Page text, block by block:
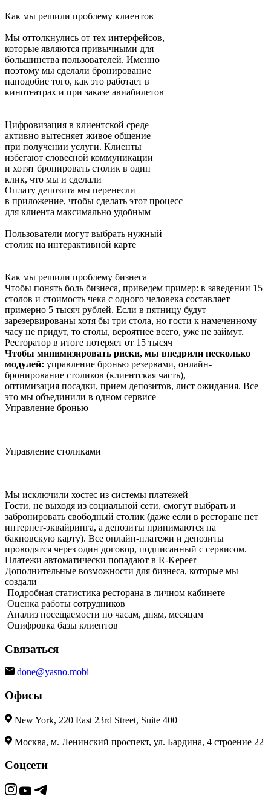
Как мы решили проблему клиентов
Мы оттолкнулись от тех интерфейсов,
которые являются привычными для
большинства пользователей. Именно
поэтому мы сделали бронирование
наподобие того, как это работает в
кинотеатрах и при заказе авиабилетов
Цифровизация в клиентской среде
активно вытесняет живое общение
при получении услуги. Клиенты
избегают словесной коммуникации
и хотят бронировать столик в один
клик, что мы и сделали
Оплату депозита мы перенесли
в приложение, чтобы сделать этот процесс
для клиента максимально удобным
Пользователи могут выбрать нужный
столик на интерактивной карте
Как мы решили проблему бизнеса
Чтобы понять боль бизнеса, приведем пример: в заведении 15
столов и стоимость чека с одного человека составляет
примерно 5 тысяч рублей. Если в пятницу будут
зарезервированы хотя бы три стола, но гости к намеченному
часу не придут, то столы, вероятнее всего, уже не займут.
Ресторатор в итоге потеряет от 15 тысяч
Чтобы минимизировать риски, мы внедрили несколько
модулей: управление бронью резервами, онлайн-
бронирование столиков (клиентская часть),
оптимизация посадки, прием депозитов, лист ожидания. Все
это мы объединили в одном сервисе
Управление бронью
Управление столиками
Мы исключили хостес из системы платежей
Гости, не выходя из социальной сети, смогут выбрать и
забронировать свободный столик (даже если в ресторане нет
интернет-эквайринга, а депозиты принимаются на
бакновскую карту). Все онлайн-платежи и депозиты
проводятся через один договор, подписанный с сервисом.
Платежи автоматически попадают в R-Kepeer
Дополнительные возможности для бизнеса, которые мы
создали
Подробная статистика ресторана в личном кабинете
Оценка работы сотрудников
Анализ посещаемости по часам, дням, месяцам
Оцифровка базы клиентов
Связаться
done@yasno.mobi
Офисы
New York, 220 East 23rd Street, Suite 400
Москва, м. Ленинский проспект, ул. Бардина, 4 строение 22
Соцсети